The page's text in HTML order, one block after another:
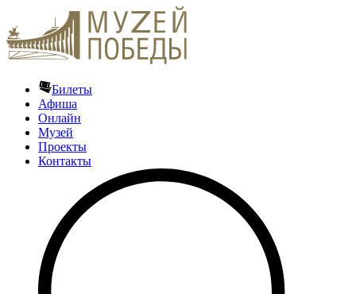
Билеты
Афиша
Онлайн
Музей
Проекты
Контакты